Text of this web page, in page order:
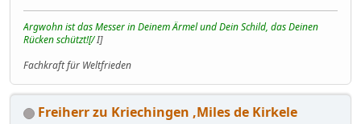
Argwohn ist das Messer in Deinem Ärmel und Dein Schild, das Deinen
Rücken schützt![/I]
Fachkraft für Weltfrieden
Freiherr zu Kriechingen ,Miles de Kirkele